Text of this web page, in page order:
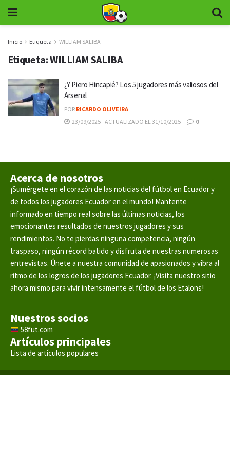
Inicio Etiqueta WILLIAM SALIBA
Etiqueta:WILLIAM SALIBA
¿Y Piero Hincapié? Los 5 jugadores más valiosos del
Arsenal
POR RICARDO OLIVEIRA
23/09/2025 - ACTUALIZADO EL 31/10/2025
0
Acerca de nosotros
¡Sumérgete en el corazón de las noticias del fútbol en Ecuador y
de todos los jugadores Ecuador en el mundo! Mantente
informado en tiempo real sobre las últimas noticias, los
emocionantes resultados de nuestros jugadores y sus
rendimientos. No te pierdas ninguna competencia, ningún
traspaso, ningún récord batido y disfruta de nuestras numerosas
entrevistas. Únete a nuestra comunidad de apasionados y vibra al
ritmo de los logros de los jugadores Ecuador. ¡Visita nuestro sitio
ahora mismo para vivir intensamente el fútbol de los Etalons!
Nuestros socios
58fut.com
Artículos principales
Lista de artículos populares